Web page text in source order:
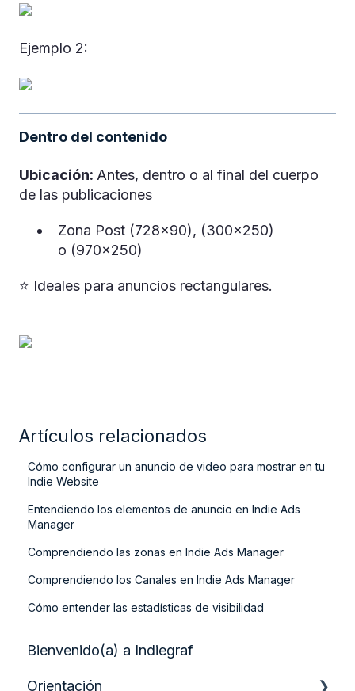
Ejemplo 2:
Dentro del contenido
Ubicación: Antes, dentro o al final del cuerpo
de las publicaciones
Zona Post (728x90), (300x250)
o (970x250)
⭐️ Ideales para anuncios rectangulares.
Artículos relacionados
Cómo configurar un anuncio de video para mostrar en tu
Indie Website
Entendiendo los elementos de anuncio en Indie Ads
Manager
Comprendiendo las zonas en Indie Ads Manager
Comprendiendo los Canales en Indie Ads Manager
Cómo entender las estadísticas de visibilidad
Bienvenido(a) a Indiegraf
Orientación